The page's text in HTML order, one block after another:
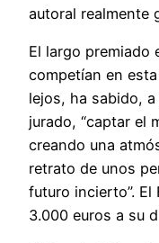
autoral realmente
El largo premiado
competían en
lejos, ha sabido,
jurado, “captar el
creando una
retrato de unos
futuro incierto”.
3.000 euros a su